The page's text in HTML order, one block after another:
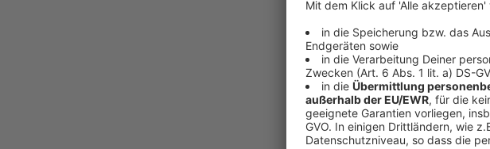
Anzeige
Hier noch